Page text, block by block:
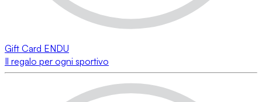
Gift Card ENDU
Il regalo per ogni sportivo